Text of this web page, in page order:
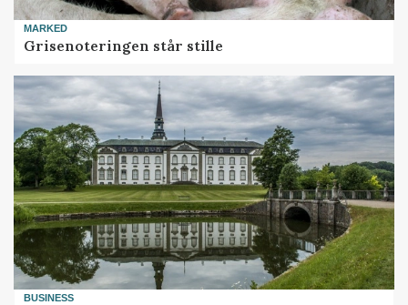
MARKED
Grisenoteringen står stille
BUSINESS